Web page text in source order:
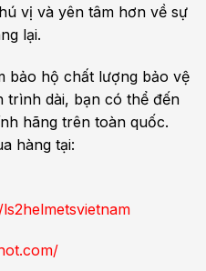
vị và yên tâm hơn về sự
lại.
bảo hộ chất lượng bảo vệ
trình dài, bạn có thể đến
hãng trên toàn quốc.
hàng tại: